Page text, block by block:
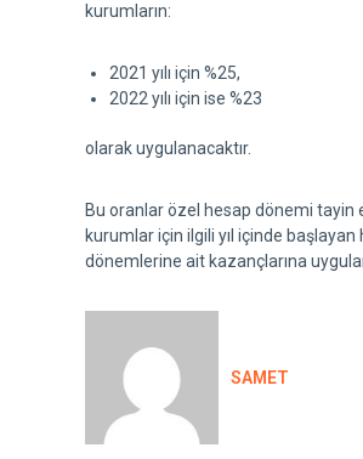
kurumların:
2021 yılı için %25,
2022 yılı için ise %23
olarak uygulanacaktır.
Bu oranlar özel hesap dönemi tayin
kurumlar için ilgili yıl içinde başlayan
dönemlerine ait kazançlarına
SAMET